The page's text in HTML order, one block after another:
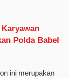
Polda Babel
ini merupakan